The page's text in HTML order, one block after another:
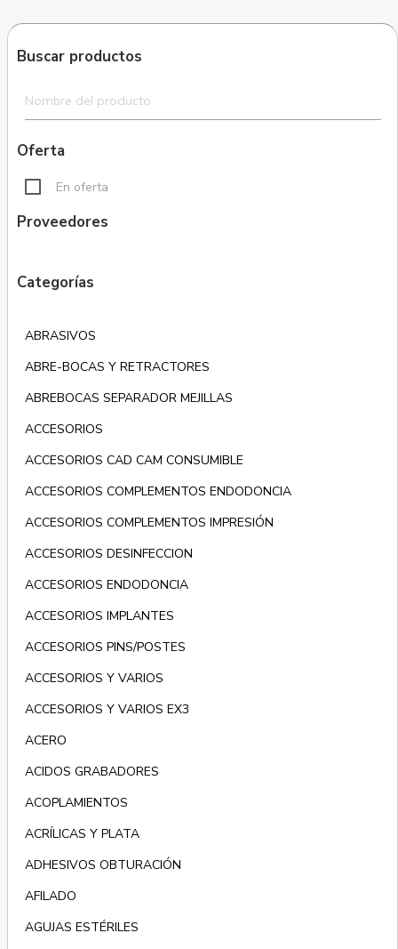
Buscar productos
Oferta
En oferta
Proveedores
Categorías
ABRASIVOS
ABRE-BOCAS Y RETRACTORES
ABREBOCAS SEPARADOR MEJILLAS
ACCESORIOS
ACCESORIOS CAD CAM CONSUMIBLE
ACCESORIOS COMPLEMENTOS ENDODONCIA
ACCESORIOS COMPLEMENTOS IMPRESIÓN
ACCESORIOS DESINFECCION
ACCESORIOS ENDODONCIA
ACCESORIOS IMPLANTES
ACCESORIOS PINS/POSTES
ACCESORIOS Y VARIOS
ACCESORIOS Y VARIOS EX3
ACERO
ACIDOS GRABADORES
ACOPLAMIENTOS
ACRÍLICAS Y PLATA
ADHESIVOS OBTURACIÓN
AFILADO
AGUJAS ESTÉRILES